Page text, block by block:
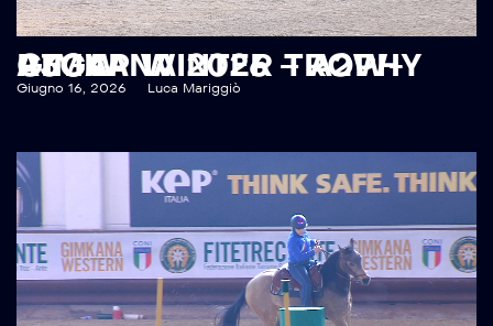
RECAP WINTER TROPHY GIMKANA 2026 – A2W-A3GW
Giugno 16, 2026 Luca Mariggiò